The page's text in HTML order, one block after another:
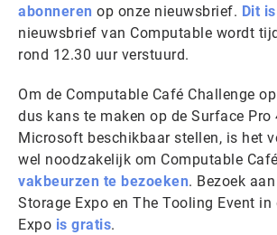
abonneren op onze nieuwsbrief. Dit
nieuwsbrief van Computable wordt
rond 12.30 uur verstuurd.
Om de Computable Café Challenge
dus kans te maken op de Surface Pro
Microsoft beschikbaar stellen, is het
wel noodzakelijk om Computable
vakbeurzen te bezoeken. Bezoek
Storage Expo en The Tooling Event in
Expo is gratis.